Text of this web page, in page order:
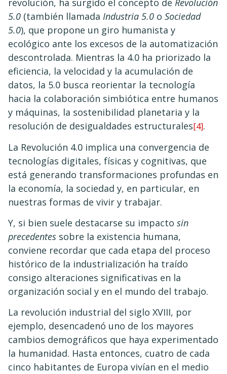
revolución, ha surgido el concepto de Revolución
5.0 (también llamada Industria 5.0 o Sociedad
5.0), que propone un giro humanista y
ecológico ante los excesos de la automatización
descontrolada. Mientras la 4.0 ha priorizado la
eficiencia, la velocidad y la acumulación de
datos, la 5.0 busca reorientar la tecnología
hacia la colaboración simbiótica entre humanos
y máquinas, la sostenibilidad planetaria y la
resolución de desigualdades estructurales[4].
La Revolución 4.0 implica una convergencia de
tecnologías digitales, físicas y cognitivas, que
está generando transformaciones profundas en
la economía, la sociedad y, en particular, en
nuestras formas de vivir y trabajar.
Y, si bien suele destacarse su impacto sin
precedentes sobre la existencia humana,
conviene recordar que cada etapa del proceso
histórico de la industrialización ha traído
consigo alteraciones significativas en la
organización social y en el mundo del trabajo.
La revolución industrial del siglo XVIII, por
ejemplo, desencadenó uno de los mayores
cambios demográficos que haya experimentado
la humanidad. Hasta entonces, cuatro de cada
cinco habitantes de Europa vivían en el medio